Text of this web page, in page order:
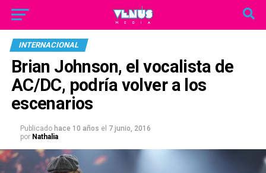
INTERNACIONAL
Brian Johnson, el vocalista de
AC/DC, podría volver a los
escenarios
Publicado hace 10 años el 7 junio, 2016
por Nathalia